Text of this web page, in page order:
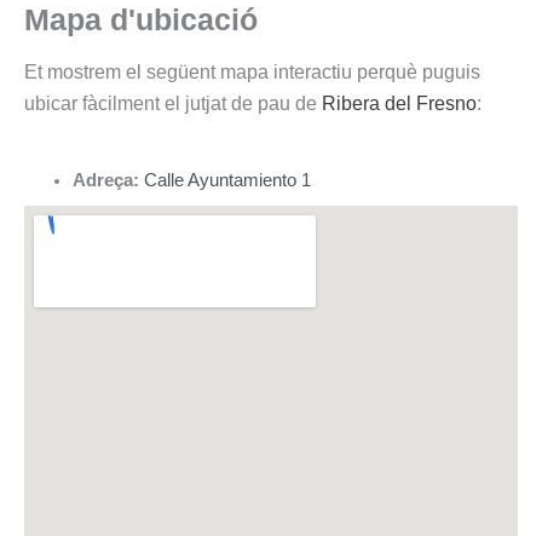
Mapa d'ubicació
Et mostrem el següent mapa interactiu perquè puguis
ubicar fàcilment el jutjat de pau de Ribera del Fresno:
Adreça: Calle Ayuntamiento 1